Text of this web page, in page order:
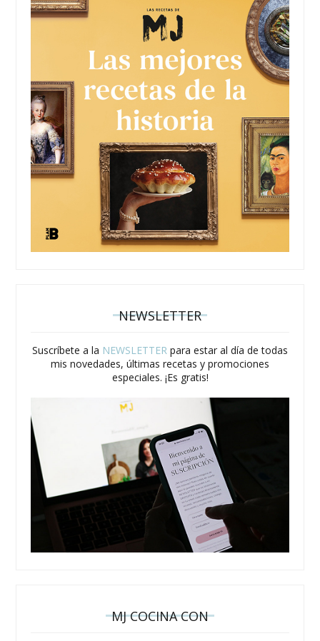
NEWSLETTER
Suscríbete a la NEWSLETTER para estar al día de todas
mis novedades, últimas recetas y promociones
especiales. ¡Es gratis!
MJ COCINA CON